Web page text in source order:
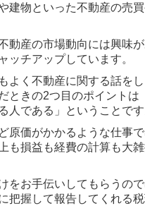
建物といった不動産の売
動産の市場動向には興味
ッチアップしています。
よく不動産に関する話を
ときの2つ目のポイントは
人である」ということです
原価がかかるような仕事で
も損益も経費の計算も大
をお手伝いしてもらうので
把握して報告してくれる